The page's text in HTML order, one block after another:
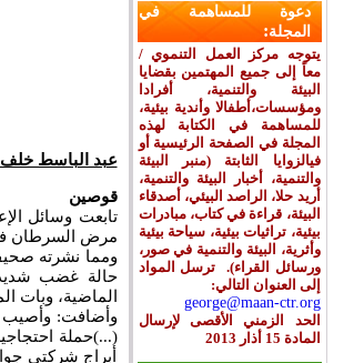
عبد الباسط
قوصين
تابعت وسائل
مرض السرطان في
ومما نشرته
حالة غضب
الماضية، وبات
(...)حملة
أبراج شركتي
دعوة للمساهمة في
المجلة:
يتوجه مركز العمل التنموي /
معاً إلى جميع المهتمين بقضايا
البيئة والتنمية، أفرادا
ومؤسسات،أطفالا وأندية بيئية،
للمساهمة في الكتابة لهذه
المجلة في الصفحة الرئيسية أو
فيالزوايا الثابتة (منبر البيئة
والتنمية، أخبار البيئة والتنمية،
أريد حلا، الراصد البيئي، أصدقاء
البيئة، قراءة في كتاب، مبادرات
بيئية، تراثيات بيئية، سياحة بيئية
وأثرية، البيئة والتنمية في صور،
ورسائل القراء). ترسل المواد
إلى العنوان التالي:
george@maan-ctr.org
الحد الزمني الأقصى لإرسال
المادة 15 أذار 2013